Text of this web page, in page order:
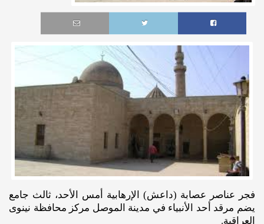
فجر عناصر عصابة (داعش) الإرهابية أمس الأحد، ثالث جامع
يضم مرقد أحد الأنبياء في مدينة الموصل مركز محافظة نينوى
العراقية.